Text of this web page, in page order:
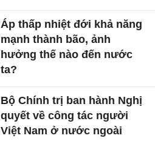
Áp thấp nhiệt đới khả năng
mạnh thành bão, ảnh
hưởng thế nào đến nước
ta?
Bộ Chính trị ban hành Nghị
quyết về công tác người
Việt Nam ở nước ngoài